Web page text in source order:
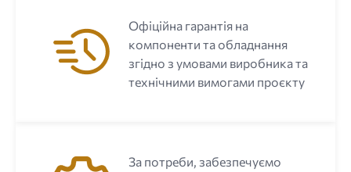
Офіційна гарантія на
компоненти та обладнання
згідно з умовами виробника та
технічними вимогами проєкту
За потреби, забезпечуємо